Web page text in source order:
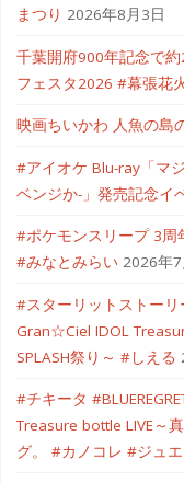
まつり 2026年8月3日
千葉開府900年記念で
フェスタ2026 #幕張花
映画ちいかわ 人魚の島
#アイオケ Blu-ray「マ
ベンジか-」発売記念イ
#ポケモンスリープ 3周
#みなとみらい 2026年
#スターリットストー
Gran☆Ciel IDOL
SPLASH祭り～ #しえる
#チキータ
Treasure bottle LIVE～
グ。 #カノコレ #ジュ